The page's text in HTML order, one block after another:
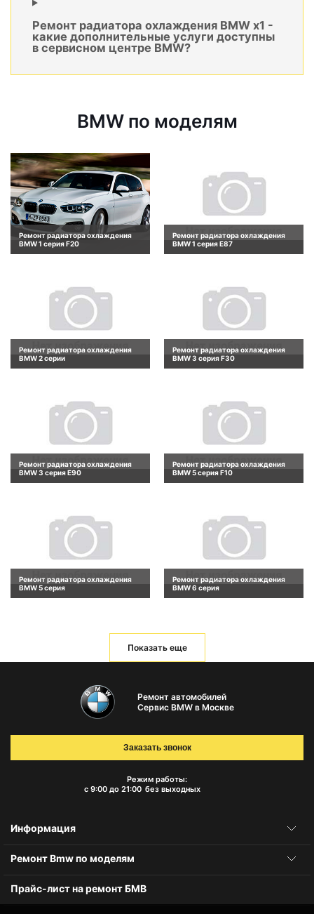
Ремонт радиатора охлаждения BMW x1 -
какие дополнительные услуги доступны
в сервисном центре BMW?
BMW по моделям
Ремонт радиатора охлаждения
BMW 1 серия F20
Ремонт радиатора охлаждения
BMW 1 серия E87
Ремонт радиатора охлаждения
BMW 2 серии
Ремонт радиатора охлаждения
BMW 3 серия F30
Ремонт радиатора охлаждения
BMW 3 серия E90
Ремонт радиатора охлаждения
BMW 5 серия F10
Ремонт радиатора охлаждения
BMW 5 серия
Ремонт радиатора охлаждения
BMW 6 серия
Показать еще
Ремонт автомобилей
Сервис BMW в Москве
Режим работы:
с 9:00 до 21:00 без выходных
Заказать звонок
Информация
Ремонт Bmw по моделям
Прайс-лист на ремонт БМВ